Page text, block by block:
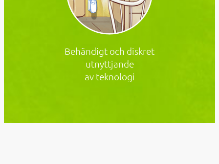
Behändigt och diskret
utnyttjande
av teknologi